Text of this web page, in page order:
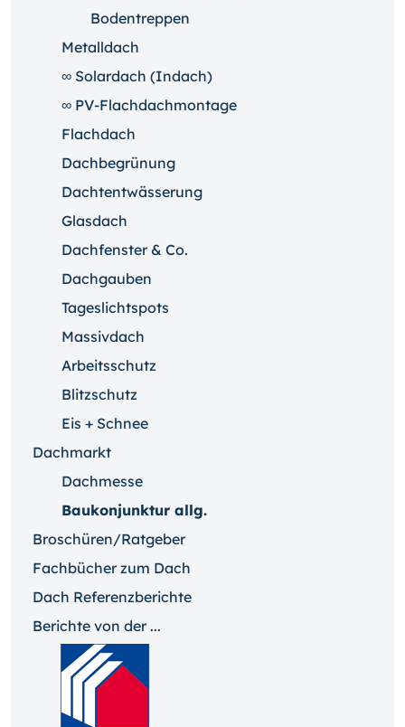
Bodentreppen
Metalldach
∞ Solardach (Indach)
∞ PV-Flachdachmontage
Flachdach
Dachbegrünung
Dachtentwässerung
Glasdach
Dachfenster & Co.
Dachgauben
Tageslichtspots
Massivdach
Arbeitsschutz
Blitzschutz
Eis + Schnee
Dachmarkt
Dachmesse
Baukonjunktur allg.
Broschüren/Ratgeber
Fachbücher zum Dach
Dach Referenzberichte
Berichte von der ...